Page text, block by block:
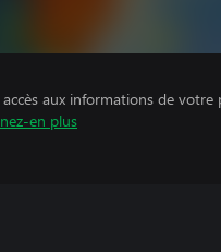
aux informations de
en plus